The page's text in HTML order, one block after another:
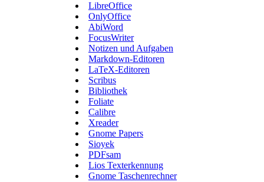
LibreOffice
OnlyOffice
AbiWord
FocusWriter
Notizen und Aufgaben
Markdown-Editoren
LaTeX-Editoren
Scribus
Bibliothek
Foliate
Calibre
Xreader
Gnome Papers
Sioyek
PDFsam
Lios Texterkennung
Gnome Taschenrechner